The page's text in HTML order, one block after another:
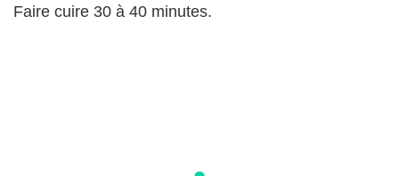
Faire cuire 30 à 40 minutes.